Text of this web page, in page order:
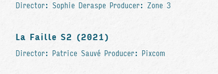
Director: Sophie Deraspe Producer: Zone 3
La Faille S2 (2021)
Director: Patrice Sauvé Producer: Pixcom